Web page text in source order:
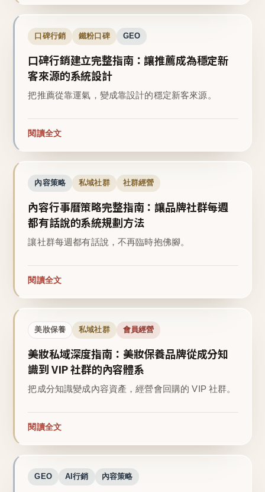
口碑行銷 鐵粉口碑 GEO
口碑行銷建立完整指南：讓推薦成為穩定新
客來源的系統設計
把推薦從靠運氣，變成靠設計的穩定新客來源。
閱讀全文
內容策略 私域社群 社群經營
內容行事曆策略完整指南：讓品牌社群每週
都有話說的系統規劃方法
讓社群每週都有話說，不再臨時抱佛腳。
閱讀全文
美妝保養 私域社群 會員經營
美妝私域深度指南：美妝保養品牌從成分知
識到 VIP 社群的內容體系
把成分知識變成內容資產，經營會回購的 VIP 社群。
閱讀全文
GEO AI行銷 內容策略